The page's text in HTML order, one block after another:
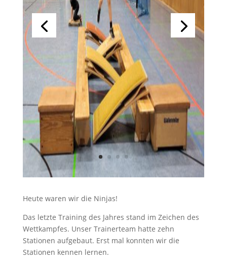
Heute waren wir die Ninjas!
Das letzte Training des Jahres stand im Zeichen des
Wettkampfes. Unser Trainerteam hatte zehn
Stationen aufgebaut. Erst mal konnten wir die
Stationen kennen lernen.